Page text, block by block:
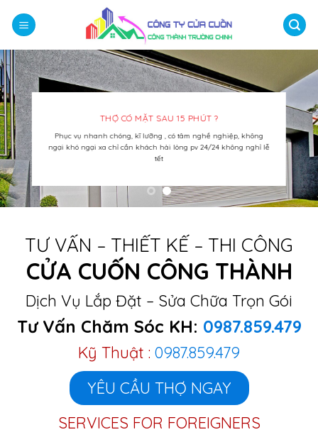
qua
dung
BẠN ĐANG TÌM ĐƠN VỊ LẮP ĐẶT SỬA CHỮA
UY TÍN ?
Cung cấp lắp đặt cửa cuốn đức, Đài Loan, motor điện, lò xo
dịch vụ sửa chữa trọn gói tại nhà 24/7 liên Hệ ngay
lễ
TƯ VẤN – THIẾT KẾ – THI CÔNG
CỬA CUỐN CÔNG THÀNH
Dịch Vụ Lắp Đặt – Sửa Chữa Trọn Gói
Tư Vấn Chăm Sóc KH: 0987.859.479
Kỹ Thuật : 0987.859.479
YÊU CẦU THỢ NGAY
SERVICES FOR FOREIGNERS